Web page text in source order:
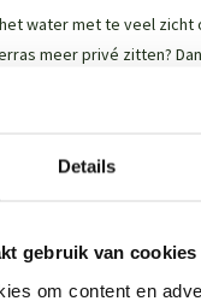
Details
gebruik van cookies
om content en
water met te veel zicht
meer privé zitten?
het makkelijk zelf
Het doek van acryl is